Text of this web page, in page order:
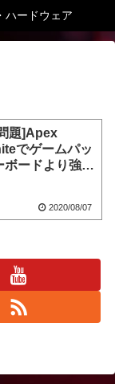
ハードウェア
題]Apex
でゲームパッ
ボードより強
2020/08/07